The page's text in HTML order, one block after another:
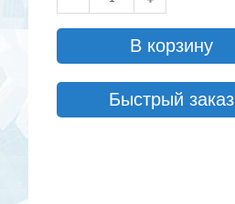
В корзину
Быстрый заказ